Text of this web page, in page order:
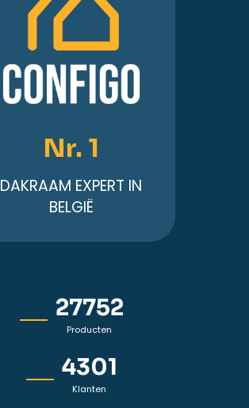
Nr. 1
DAKRAAM EXPERT IN
BELGIË
Producten
41009
Klanten
6369